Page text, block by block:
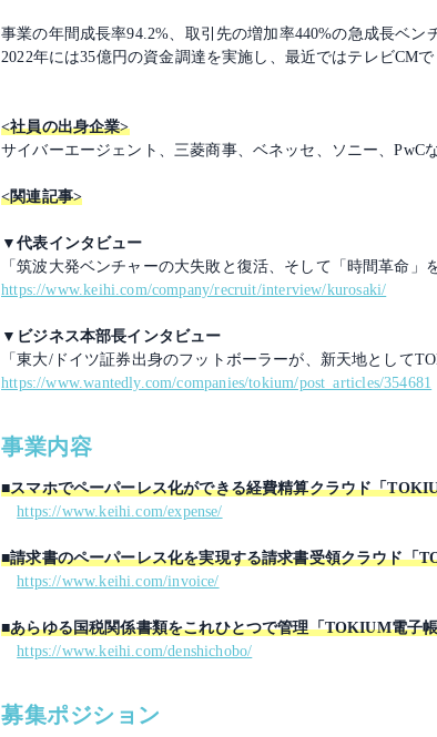
事業の年間成長率94.2%、取引先の増加率440%の急成長ベン
2022年には35億円の資金調達を実施し、最近ではテレビCMで
<社員の出身企業>
サイバーエージェント、三菱商事、ベネッセ、ソニー、PwC
<関連記事>
▼代表インタビュー
「筑波大発ベンチャーの大失敗と復活、そして「時間革命」
https://www.keihi.com/company/recruit/interview/kurosaki/
▼ビジネス本部長インタビュー
「東大/ドイツ証券出身のフットボーラーが、新天地として
https://www.wantedly.com/companies/tokium/post_articles/354681
事業内容
■スマホでペーパーレス化ができる経費精算クラウド「
https://www.keihi.com/expense/
■請求書のペーパーレス化を実現する請求書受領クラウド「
https://www.keihi.com/invoice/
■あらゆる国税関係書類をこれひとつで管理「TOKIUM電子
https://www.keihi.com/denshichobo/
募集ポジション